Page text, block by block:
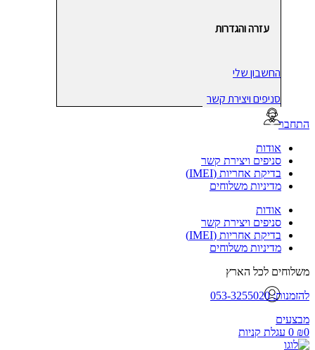
עזרה והגדרות
החשבון שלי
סניפים ויצירת קשר
אודות
סניפים ויצירת קשר
בדיקת אחריות (IMEI)
מדיניות משלוחים
אודות
סניפים ויצירת קשר
בדיקת אחריות (IMEI)
מדיניות משלוחים
לכל הארץ
053-3255020
0 עגלת קניות